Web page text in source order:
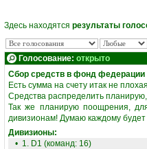
Здесь находятся результаты
Голосование: открыто
Сбор средств в фонд федерации
Есть сумма на счету итак не
Средства распределить
Так же планирую поощрения,
дивизионам! Думаю каждому будет
Дивизионы:
• 1. D1 (команд: 16)